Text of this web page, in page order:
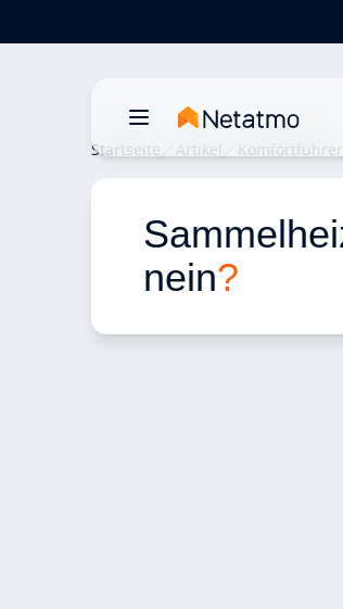
Startseite Artikel Komfortführer
nein?